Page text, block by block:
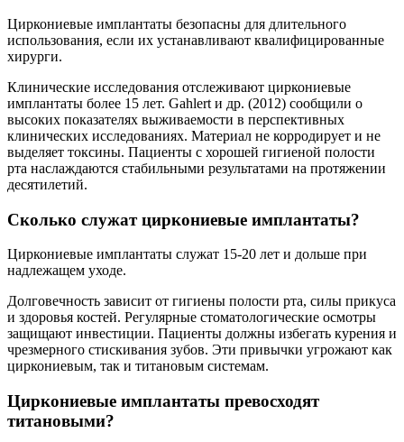
Циркониевые имплантаты безопасны для длительного
использования, если их устанавливают квалифицированные
хирурги.
Клинические исследования отслеживают циркониевые
имплантаты более 15 лет. Gahlert и др. (2012) сообщили о
высоких показателях выживаемости в перспективных
клинических исследованиях. Материал не корродирует и не
выделяет токсины. Пациенты с хорошей гигиеной полости
рта наслаждаются стабильными результатами на протяжении
десятилетий.
Сколько служат циркониевые имплантаты?
Циркониевые имплантаты служат 15-20 лет и дольше при
надлежащем уходе.
Долговечность зависит от гигиены полости рта, силы прикуса
и здоровья костей. Регулярные стоматологические осмотры
защищают инвестиции. Пациенты должны избегать курения и
чрезмерного стискивания зубов. Эти привычки угрожают как
циркониевым, так и титановым системам.
Циркониевые имплантаты превосходят
титановыми?